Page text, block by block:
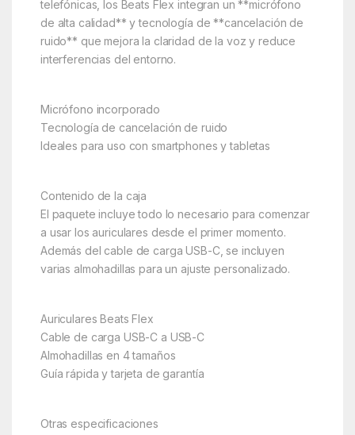
telefónicas, los Beats Flex integran un **micrófono
de alta calidad** y tecnología de **cancelación de
ruido** que mejora la claridad de la voz y reduce
interferencias del entorno.
Micrófono incorporado
Tecnología de cancelación de ruido
Ideales para uso con smartphones y tabletas
Contenido de la caja
El paquete incluye todo lo necesario para comenzar
a usar los auriculares desde el primer momento.
Además del cable de carga USB-C, se incluyen
varias almohadillas para un ajuste personalizado.
Auriculares Beats Flex
Cable de carga USB-C a USB-C
Almohadillas en 4 tamaños
Guía rápida y tarjeta de garantía
Otras especificaciones